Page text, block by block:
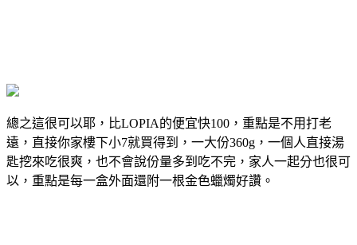
總之這很可以耶，比LOPIA的便宜快100，重點是不用打老
遠，直接你家樓下小7就買得到，一大份360g，一個人直接湯
匙挖來吃很爽，也不會說份量多到吃不完，家人一起分也很可
以，重點是每一盒外面還附一根金色蠟燭好讚。